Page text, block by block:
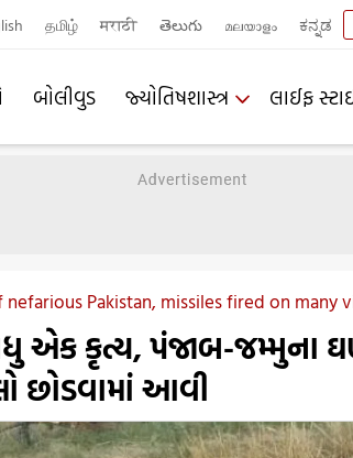
தமிழ் मराठी తెలుగు മലയാളം ಕನ್ನಡ
બોલીવુડ જ્યોતિષશાસ્ત્ર લાઈફ
Pakistan, missiles fired on many
એક કૃત્ય, પંજાબ-જમ્મુના
છોડવામાં આવી